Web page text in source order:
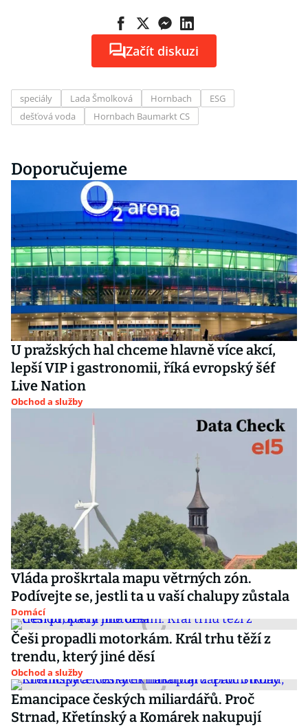
Začít diskuzi
speciály Lada Šmolková Hornbach
ESG
dešťová voda
Hornbach Baumarkt CS
Doporučujeme
U pražských hal chceme hlavně více akcí,
lepší VIP i gastronomii, říká evropský šéf
Live Nation
Obchod a služby
Vláda proškrtala mapu větrných zón.
Podívejte se, jestli ta u vaší chalupy zůstala
Domácí
Češi propadli motorkám. Král trhu těží z
trendu, který jiné děsí
Obchod a služby
Emancipace českých miliardářů. Proč
Strnad, Křetínský a Komárek nakupují